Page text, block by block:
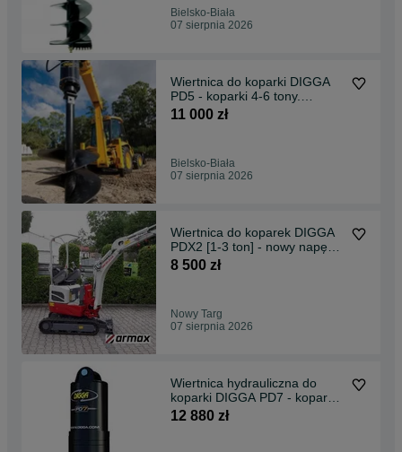
Bielsko-Biała
07 sierpnia 2026
Wiertnica do koparki DIGGA
PD5 - koparki 4-6 tony.
Wysyłka cała PL!
11 000 zł
Bielsko-Biała
07 sierpnia 2026
Wiertnica do koparek DIGGA
PDX2 [1-3 ton] - nowy napęd
wiertniczy
8 500 zł
Nowy Targ
07 sierpnia 2026
Wiertnica hydrauliczna do
koparki DIGGA PD7 - koparki
6.0 - 8.0 t.
12 880 zł